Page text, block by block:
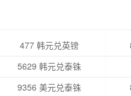
477 韩元兑英镑
5629 韩元兑泰铢
9356 美元兑泰铢